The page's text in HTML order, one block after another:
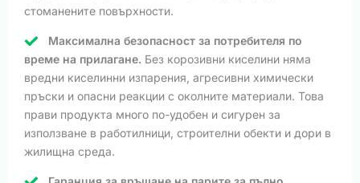
стоманените повърхности.
Максимална безопасност за потребителя по
време на прилагане. Без корозивни киселини няма
вредни киселинни изпарения, агресивни химически
пръски и опасни реакции с околните материали. Това
прави продукта много по-удобен и сигурен за
използване в работилници, строителни обекти и дори в
жилищна среда.